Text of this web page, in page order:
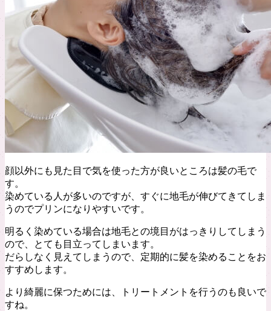
顔以外にも見た目で気を使った方が良いところは髪の毛で
す。
染めている人が多いのですが、すぐに地毛が伸びてきてしま
うのでプリンになりやすいです。
明るく染めている場合は地毛との境目がはっきりしてしまう
ので、とても目立ってしまいます。
だらしなく見えてしまうので、定期的に髪を染めることをお
すすめします。
より綺麗に保つためには、トリートメントを行うのも良いで
すね。